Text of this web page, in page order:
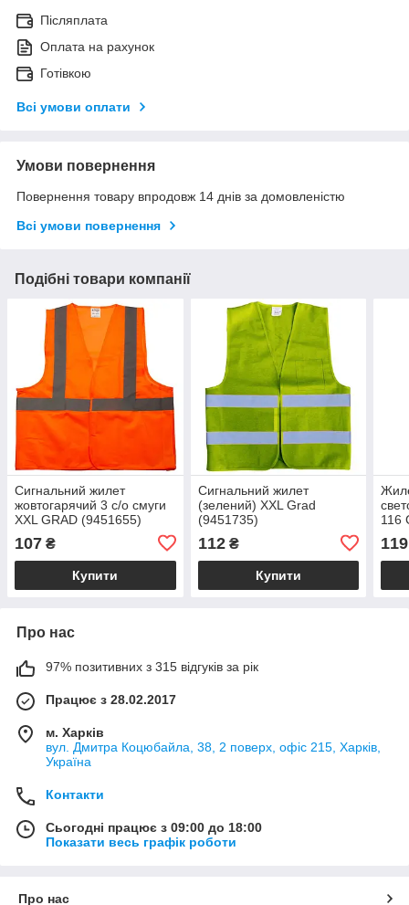
Післяплата
Оплата на рахунок
Готівкою
Всі умови оплати
Умови повернення
Повернення товару впродовж 14 днів за домовленістю
Всі умови повернення
Подібні товари компанії
Сигнальний жилет
жовтогарячий 3 с/о смуги
XXL GRAD (9451655)
107 ₴
Купити
Сигнальний жилет
(зелений) XXL Grad
(9451735)
112₴
Купити
116
119
Про нас
97% позитивних з 315 відгуків за рік
Працює з 28.02.2017
м. Харків
вул. Дмитра Коцюбайла, 38, 2 поверх, офіс 215, Харків,
Україна
Контакти
Сьогодні працює з 09:00 до 18:00
Показати весь графік роботи
Про нас